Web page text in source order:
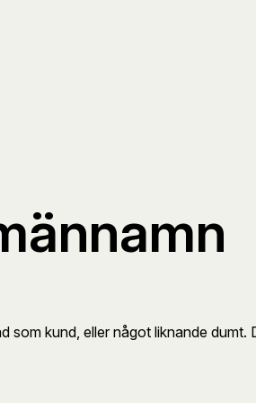
som kund, eller något liknande dumt.